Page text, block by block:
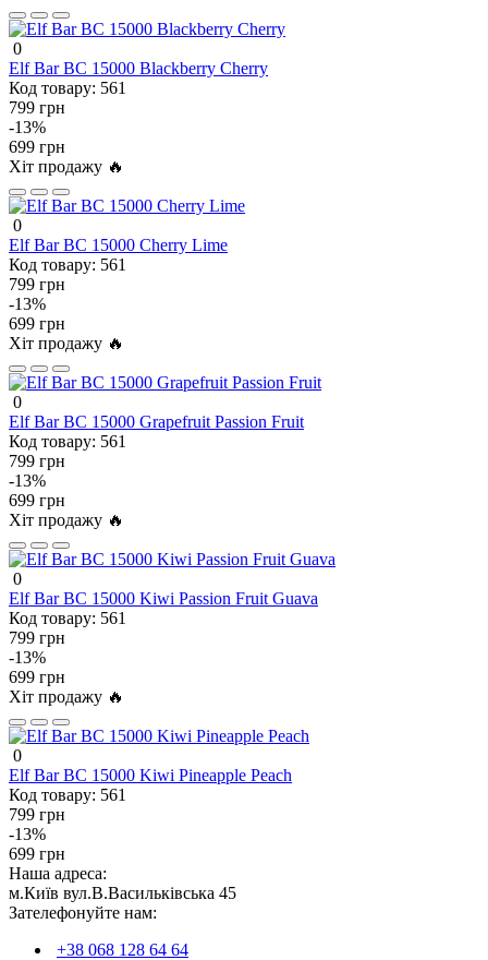
0
Elf Bar BC 15000 Blackberry Cherry
Код товару: 561
799 грн
-13%
699 грн
Хіт продажу 🔥
0
Elf Bar BC 15000 Cherry Lime
Код товару: 561
799 грн
-13%
699 грн
Хіт продажу 🔥
0
Elf Bar BC 15000 Grapefruit Passion Fruit
Код товару: 561
799 грн
-13%
699 грн
Хіт продажу 🔥
0
Elf Bar BC 15000 Kiwi Passion Fruit Guava
Код товару: 561
799 грн
-13%
699 грн
Хіт продажу 🔥
0
Elf Bar BC 15000 Kiwi Pineapple Peach
Код товару: 561
799 грн
-13%
699 грн
Наша адреса:
м.Київ вул.В.Васильківська 45
Зателефонуйте нам:
+38 068 128 64 64